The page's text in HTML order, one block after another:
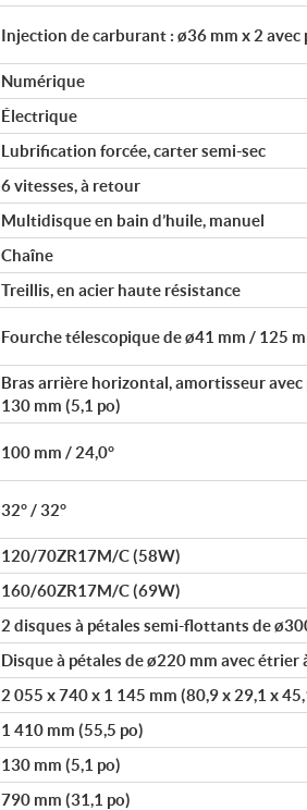
Injection de carburant : ø36 mm x 2 avec
Numérique
Électrique
Lubrification forcée, carter semi-sec
6 vitesses, à retour
Multidisque en bain d’huile, manuel
Chaîne
Treillis, en acier haute résistance
Fourche télescopique de ø41 mm / 125
Bras arrière horizontal, amortisseur
130 mm (5,1 po)
100 mm / 24,0°
32° / 32°
120/70ZR17M/C (58W)
160/60ZR17M/C (69W)
2 disques à pétales semi-flottants de
Disque à pétales de ø220 mm avec étrier
2 055 x 740 x 1 145 mm (80,9 x 29,1 x
1 410 mm (55,5 po)
130 mm (5,1 po)
790 mm (31,1 po)